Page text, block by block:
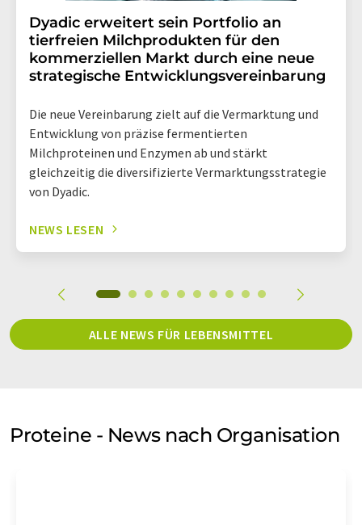
Dyadic erweitert sein Portfolio an
tierfreien Milchprodukten für den
kommerziellen Markt durch eine neue
strategische Entwicklungsvereinbarung
Die neue Vereinbarung zielt auf die Vermarktung und
Entwicklung von präzise fermentierten
Milchproteinen und Enzymen ab und stärkt
gleichzeitig die diversifizierte Vermarktungsstrategie
von Dyadic.
NEWS LESEN
ALLE NEWS FÜR LEBENSMITTEL
Proteine - News nach Organisation